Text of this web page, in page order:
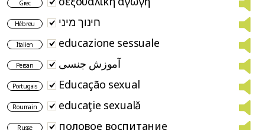
Grec
Hébreu חינוך מיני
Italien educazione sessuale
Persan آموزش جنسی
Portugais Educação sexual
Roumain educaţie sexuală
Russe половое воспитание